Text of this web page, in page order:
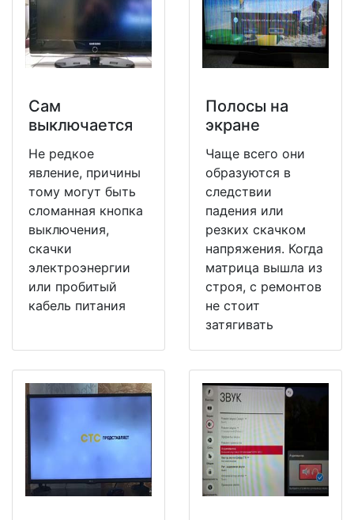
Сам
выключается
Не редкое
явление, причины
тому могут быть
сломанная кнопка
выключения,
скачки
электроэнергии
или пробитый
кабель питания
Полосы на
экране
Чаще всего они
образуются в
следствии
падения или
резких скачком
напряжения. Когда
матрица вышла из
строя, с ремонтов
не стоит
затягивать